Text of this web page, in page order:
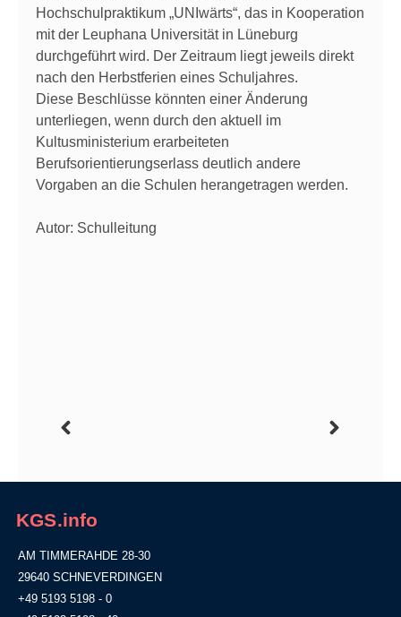
Hochschulpraktikum „UNIwärts“, das in Kooperation
mit der Leuphana Universität in Lüneburg
durchgeführt wird. Der Zeitraum liegt jeweils direkt
nach den Herbstferien eines Schuljahres.
Diese Beschlüsse könnten einer Änderung
unterliegen, wenn durch den aktuell im
Kultusministerium erarbeiteten
Berufsorientierungserlass deutlich andere
Vorgaben an die Schulen herangetragen werden.
Autor: Schulleitung
KGS.info
AM TIMMERAHDE 28-30
29640 SCHNEVERDINGEN
+49 5193 5198 - 0